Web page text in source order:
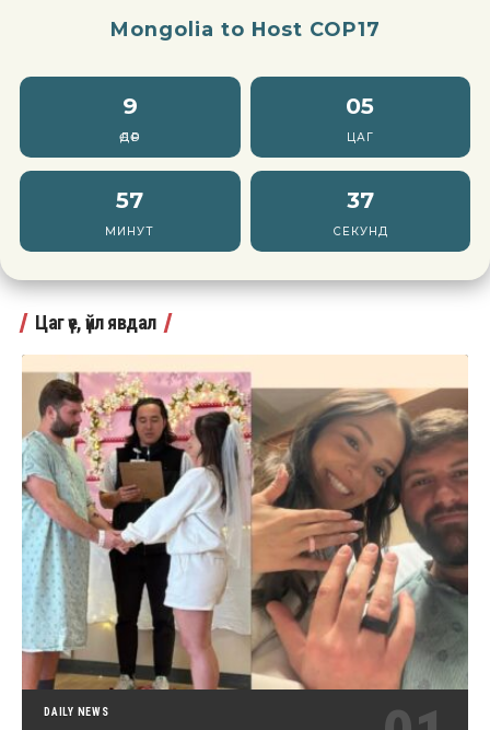
Mongolia to Host COP17
9
ӨДӨР
05
ЦАГ
57
МИНУТ
36
СЕКУНД
Цаг үе, үйл явдал
DAILY NEWS